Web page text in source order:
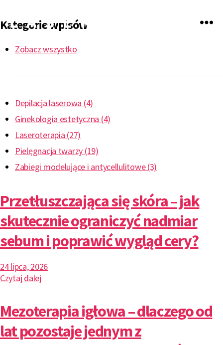
LASERmed
Kategorie wpisów
Zobacz wszystko
Depilacja laserowa (4)
Ginekologia estetyczna (4)
Laseroterapia (27)
Pielęgnacja twarzy (19)
Zabiegi modelujące i antycellulitowe (3)
Przetłuszczająca się skóra – jak
skutecznie ograniczyć nadmiar
sebum i poprawić wygląd cery?
24 lipca, 2026
Czytaj dalej
Mezoterapia igłowa – dlaczego od
lat pozostaje jednym z